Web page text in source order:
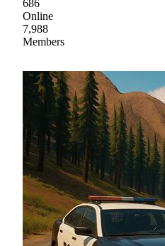
686
Online
7,988
Members